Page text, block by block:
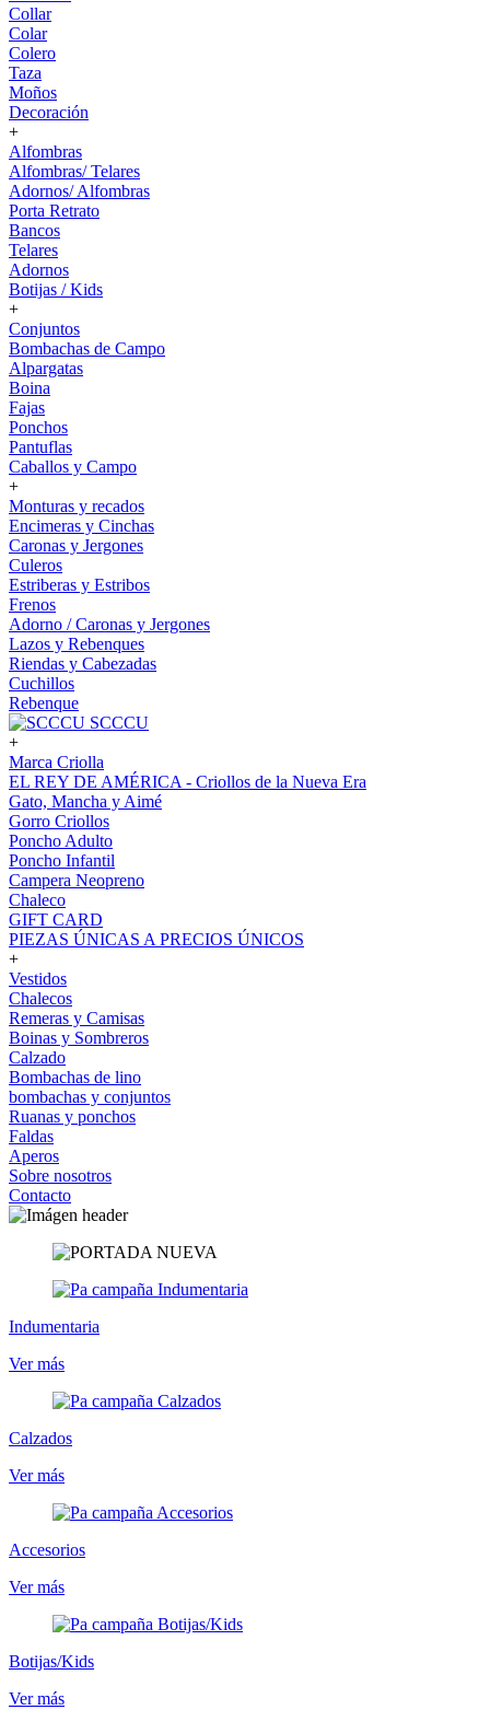
Collar
Colar
Colero
Taza
Moños
Decoración
+
Alfombras
Alfombras/ Telares
Adornos/ Alfombras
Porta Retrato
Bancos
Telares
Adornos
Botijas / Kids
+
Conjuntos
Bombachas de Campo
Alpargatas
Boina
Fajas
Ponchos
Pantuflas
Caballos y Campo
+
Monturas y recados
Encimeras y Cinchas
Caronas y Jergones
Culeros
Estriberas y Estribos
Frenos
Adorno / Caronas y Jergones
Lazos y Rebenques
Riendas y Cabezadas
Cuchillos
Rebenque
SCCCU
+
Marca Criolla
EL REY DE AMÉRICA - Criollos de la Nueva Era
Gato, Mancha y Aimé
Gorro Criollos
Poncho Adulto
Poncho Infantil
Campera Neopreno
Chaleco
GIFT CARD
PIEZAS ÚNICAS A PRECIOS ÚNICOS
+
Vestidos
Chalecos
Remeras y Camisas
Boinas y Sombreros
Calzado
Bombachas de lino
bombachas y conjuntos
Ruanas y ponchos
Faldas
Aperos
Sobre nosotros
Contacto
Indumentaria
Ver más
Calzados
Ver más
Accesorios
Ver más
Botijas/Kids
Ver más